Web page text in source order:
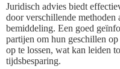
Juridisch advies biedt
door verschillende methoden
bemiddeling. Een goed
partijen om hun geschillen
op te lossen, wat kan leiden
tijdsbesparing.